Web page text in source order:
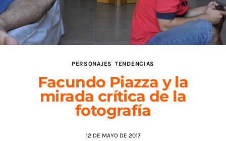
DÓNDE IR
TENDENCIAS
AGENDA
PERSONAJES TENDENCIAS
Facundo Piazza y la
mirada crítica de la
fotografía
12 DE MAYO DE 2017